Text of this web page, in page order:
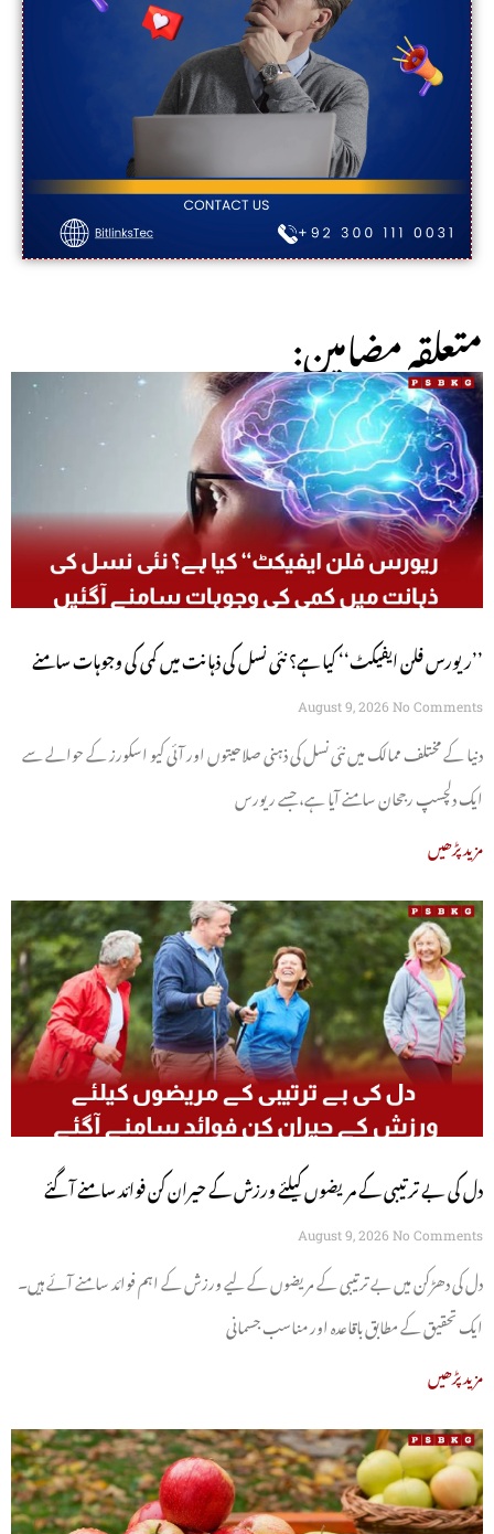
:متعلقہ مضامین
’’ریورس فلن ایفیکٹ‘‘ کیا ہے؟ نئی نسل کی ذہانت میں کمی کی وجوہات سامنے
آگئیں
August 9, 2026 No Comments
دنیا کے مختلف ممالک میں نئی نسل کی ذہنی صلاحیتوں اور آئی کیو اسکورز کے حوالے سے
ایک دلچسپ رجحان سامنے آیا ہے، جسے ریورس
مزید پڑھیں
دل کی بے ترتیبی کے مریضوں کیلئے ورزش کے حیران کن فوائد سامنے آگئے
August 9, 2026 No Comments
دل کی دھڑکن میں بے ترتیبی کے مریضوں کے لیے ورزش کے اہم فوائد سامنے آئے ہیں۔
ایک تحقیق کے مطابق باقاعدہ اور مناسب جسمانی
مزید پڑھیں